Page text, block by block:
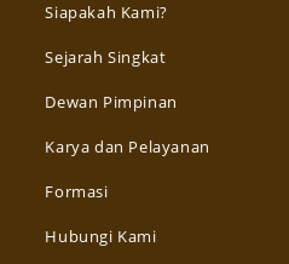
Siapakah Kami?
Sejarah Singkat
Dewan Pimpinan
Karya dan Pelayanan
Formasi
Hubungi Kami